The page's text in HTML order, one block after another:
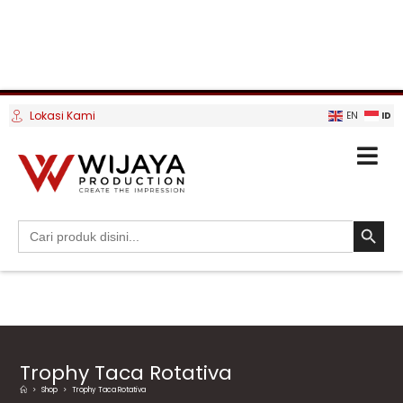
Lokasi Kami EN ID
Search
for:
SEARCH
Trophy Taca Rotativa
> Shop > Trophy Taca Rotativa